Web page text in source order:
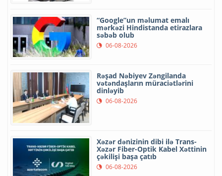
“Google”un məlumat emalı
mərkəzi Hindistanda etirazlara
səbəb olub
06-08-2026
Rəşad Nəbiyev Zəngilanda
vətəndaşların müraciətlərini
dinləyib
06-08-2026
Xəzər dənizinin dibi ilə Trans-
Xəzər Fiber-Optik Kabel Xəttinin
çəkilişi başa çatıb
06-08-2026